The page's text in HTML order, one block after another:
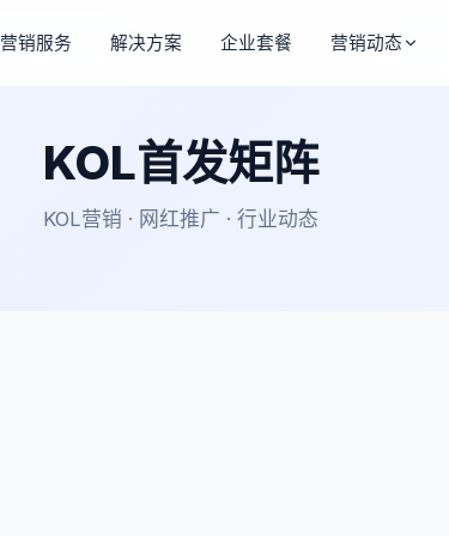
营销服务 解决方案 企业套餐 营销动态
KOL首发矩阵
KOL营销 · 网红推广 · 行业动态